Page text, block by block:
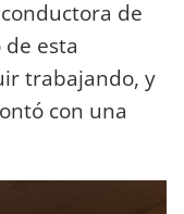
de
esta
trabajando, y
con una